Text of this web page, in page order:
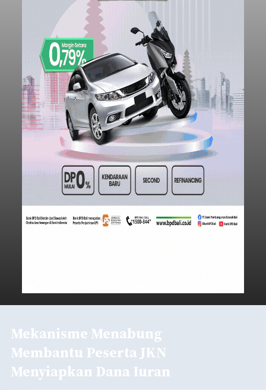
Mekanisme Menabung
Membantu Peserta JKN
Menyiapkan Dana Iuran